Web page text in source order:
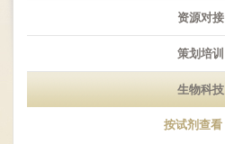
资源对接
策划培训
生物科技
按试剂查看